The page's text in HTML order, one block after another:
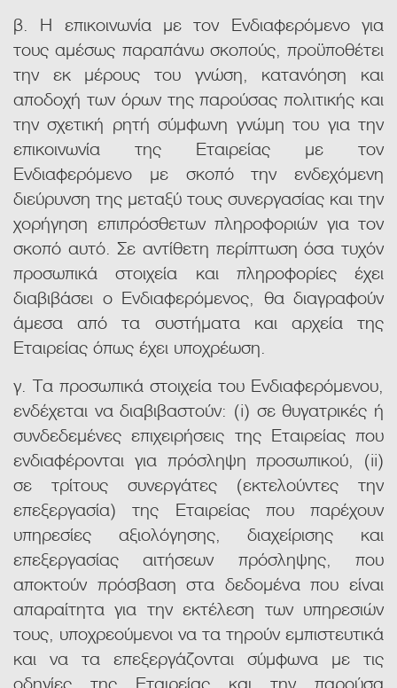
β. Η επικοινωνία με τον Ενδιαφερόμενο για
τους αμέσως παραπάνω σκοπούς, προϋποθέτει
την εκ μέρους του γνώση, κατανόηση και
αποδοχή των όρων της παρούσας πολιτικής και
την σχετική ρητή σύμφωνη γνώμη του για την
επικοινωνία της Εταιρείας με τον
Ενδιαφερόμενο με σκοπό την ενδεχόμενη
διεύρυνση της μεταξύ τους συνεργασίας και την
χορήγηση επιπρόσθετων πληροφοριών για τον
σκοπό αυτό. Σε αντίθετη περίπτωση όσα τυχόν
προσωπικά στοιχεία και πληροφορίες έχει
διαβιβάσει ο Ενδιαφερόμενος, θα διαγραφούν
άμεσα από τα συστήματα και αρχεία της
Εταιρείας όπως έχει υποχρέωση.
γ. Τα προσωπικά στοιχεία του Ενδιαφερόμενου,
ενδέχεται να διαβιβαστούν: (i) σε θυγατρικές ή
συνδεδεμένες επιχειρήσεις της Εταιρείας που
ενδιαφέρονται για πρόσληψη προσωπικού, (ii)
σε τρίτους συνεργάτες (εκτελούντες την
επεξεργασία) της Εταιρείας που παρέχουν
υπηρεσίες αξιολόγησης, διαχείρισης και
επεξεργασίας αιτήσεων πρόσληψης, που
αποκτούν πρόσβαση στα δεδομένα που είναι
απαραίτητα για την εκτέλεση των υπηρεσιών
τους, υποχρεούμενοι να τα τηρούν εμπιστευτικά
και να τα επεξεργάζονται σύμφωνα με τις
οδηγίες της Εταιρείας και την παρούσα